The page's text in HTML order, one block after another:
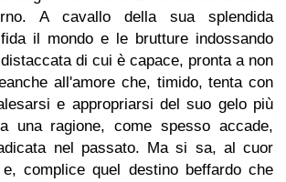
A cavallo della sua splendida
il mondo e le brutture indossando
di cui è capace, pronta a non
all'amore che, timido, tenta con
e appropriarsi del suo gelo più
una ragione, come spesso accade,
nel passato. Ma si sa, al cuor
complice quel destino beffardo che